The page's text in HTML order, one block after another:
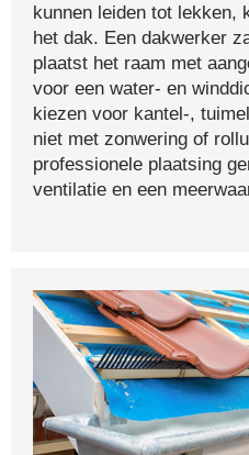
kunnen leiden tot lekken,
het dak. Een dakwerker
plaatst het raam met
voor een water- en
kiezen voor kantel-,
niet met zonwering of
professionele plaatsing
ventilatie en een